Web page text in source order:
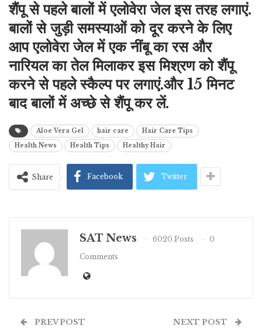
शैंपू से पहले बालों में एलोवेरा जेल इस तरह लगाएं.
बालों से जुड़ी समस्याओं को दूर करने के लिए
आप एलोवेरा जेल में एक नींबू का रस और
नारियल का तेल मिलाकर इस मिश्रण को शैंपू
करने से पहले स्कैल्प पर लगाएं.और 15 मिनट
बाद बालों में अच्छे से शैंपू कर लें.
Aloe Vera Gel hair care
Hair Care Tips
Health News
Health Tips Healthy Hair
Share Facebook Twitter
SAT News 6020 Posts
0
Comments
PREV POST NEXT POST